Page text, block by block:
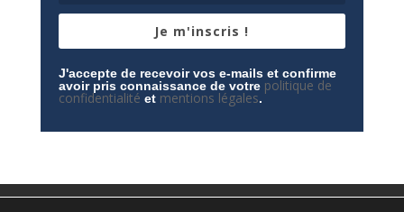
Je m'inscris !
J'accepte de recevoir vos e-mails et confirme
avoir pris connaissance de votre politique de
confidentialité et mentions légales.